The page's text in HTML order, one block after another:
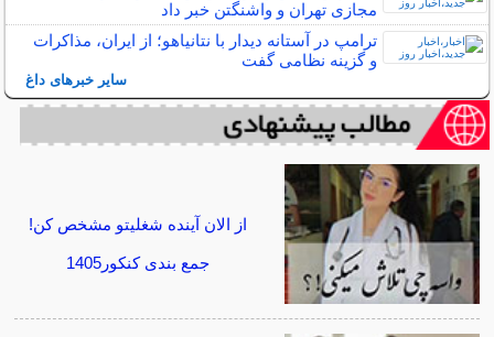
مجازی تهران و واشنگتن خبر داد
ترامپ در آستانه دیدار با نتانیاهو؛ از ایران، مذاکرات
و گزینه نظامی گفت
سایر خبرهای داغ
از الان آینده شغلیتو مشخص کن!
جمع بندی کنکور1405